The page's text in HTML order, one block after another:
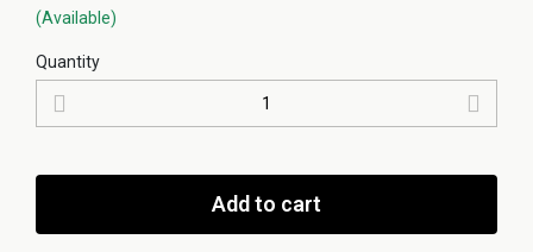
(Available)
Quantity
Add to cart